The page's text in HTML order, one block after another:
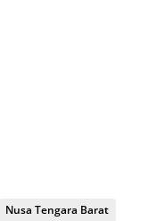
Nusa Tengara Barat